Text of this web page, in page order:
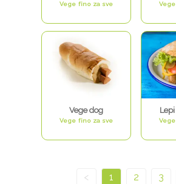
Vege fino za sve
Vege dog
Vege fino za sve
< 1 2 3